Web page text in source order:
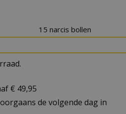
15 narcis bollen
€ 49,95
de volgende dag in